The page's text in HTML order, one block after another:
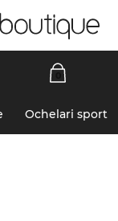
Ochelari sport